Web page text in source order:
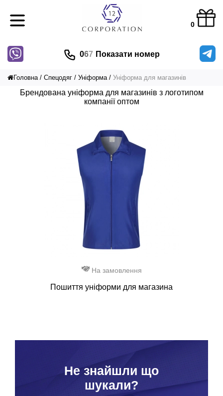
0
067 Показати номер
Головна Спецодяг Уніформа Уніформа для магазинів
Брендована уніформа для магазинів з логотипом
компанії оптом
На замовлення
Пошиття уніформи для магазина
Hе знайшли що
шукали?